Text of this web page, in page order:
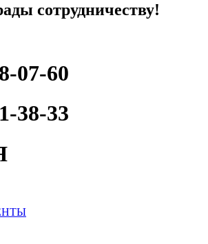
сотрудничеству!
07-60
38-33